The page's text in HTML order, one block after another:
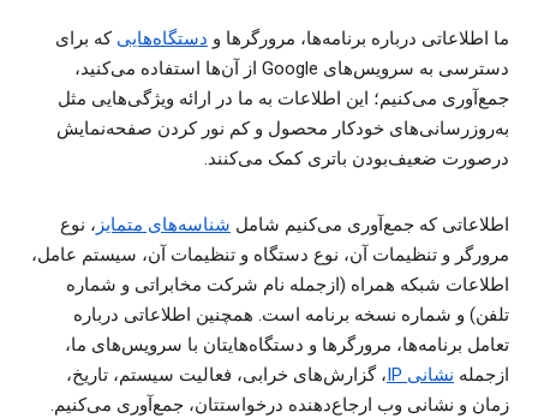
ما اطلاعاتی درباره برنامه‌ها، مرورگرها و دستگاه‌هایی که برای
دسترسی به سرویس‌های Google از آن‌ها استفاده می‌کنید،
جمع‌آوری می‌کنیم؛ این اطلاعات به ما در ارائه ویژگی‌هایی مثل
به‌روزرسانی‌های خودکار محصول و کم ‌نور کردن صفحه‌‌نمایش
درصورت ضعیف‌بودن باتری کمک می‌کنند.
اطلاعاتی که جمع‌آوری می‌کنیم شامل شناسه‌های متمایز ، نوع
مرورگر و تنظیمات آن، نوع دستگاه و تنظیمات آن، سیستم عامل،
اطلاعات شبکه همراه (ازجمله نام شرکت مخابراتی و شماره
تلفن) و شماره نسخه برنامه است. همچنین اطلاعاتی درباره
تعامل برنامه‌ها، مرورگرها و دستگاه‌هایتان با سرویس‌های ما،
ازجمله نشانی IP
، گزارش‌های خرابی، فعالیت سیستم، تاریخ،
زمان و نشانی وب ارجاع‌دهنده درخواستتان، جمع‌آوری می‌کنیم.